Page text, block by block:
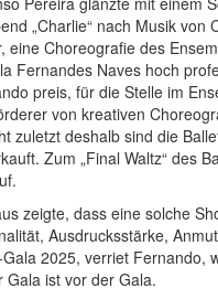
„Charlie“ nach Musik von
eine Choreografie des
Fernandes Naves hoch
preis, für die Stelle im
von kreativen
zuletzt deshalb sind die
Zum „Final Waltz“ des
zeigte, dass eine solche
Ausdrucksstärke,
2025, verriet Fernando,
Gala ist vor der Gala.